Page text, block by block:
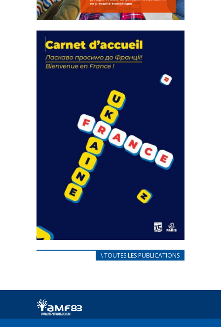
actions
18 septembre 2023
FEUILLETER
CARNET D’ACCUEIL
Afin d’accompagner au mieux les réfugiés
FEUILLETER
\ TOUTES LES PUBLICATIONS